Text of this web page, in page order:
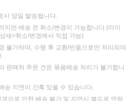
시 당일 발송됩니다.
지만 배송 전 취소/변경이 가능합니다.(마이
세>취소/변경에서 직접 가능)
불가하며, 수령 후 교환/반품으로만 처리되며
판매처 주문 건은 묶음배송 처리가 불가합니
송 지연이 간혹 있을 수 있습니다.
으로 인한 배송 불가 및 지연시 별도로 연락